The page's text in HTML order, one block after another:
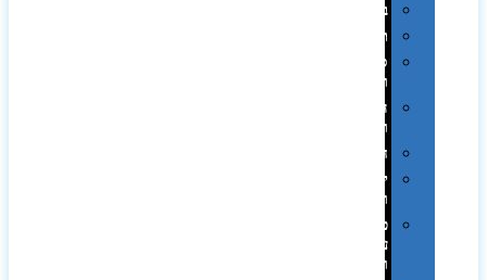
בקבוקים
תרמי
ספלים
וכוסות
הוקרה
ואומנות
חגים
יין
ומארזים
כלי
עבודה
ופנסים